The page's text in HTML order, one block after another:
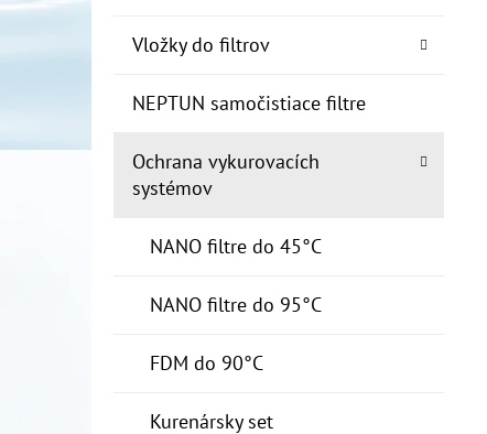
Vložky do filtrov
NEPTUN samočistiace filtre
Ochrana vykurovacích
systémov
NANO filtre do 45°C
NANO filtre do 95°C
FDM do 90°C
Kurenársky set